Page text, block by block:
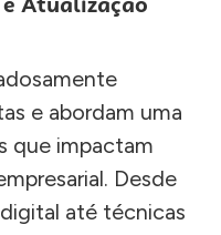
e abordam uma
que impactam
Desde
até técnicas